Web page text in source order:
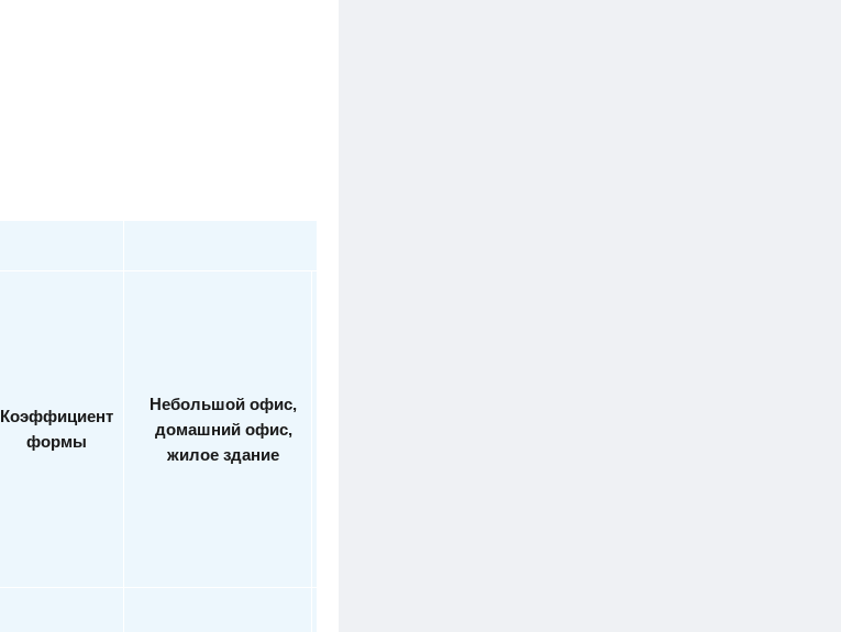
Коэффициент
формы
Небольшой офис,
домашний офис,
жилое здание